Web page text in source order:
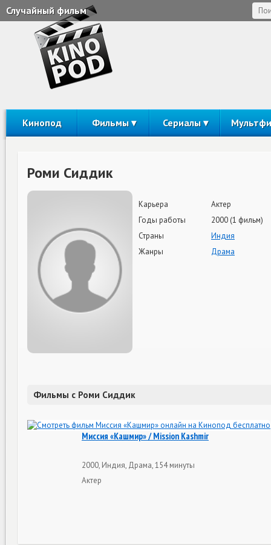
Случайный фильм
Кинопод Фильмы Сериалы
Роми Сиддик
Карьера
Актер
Годы работы
2000 (1 фильм)
Страны
Индия
Жанры
Драма
Фильмы с Роми Сиддик
Миссия «Кашмир» / Mission Kashmir
2000, Индия, Драма, 154 минуты
Актер